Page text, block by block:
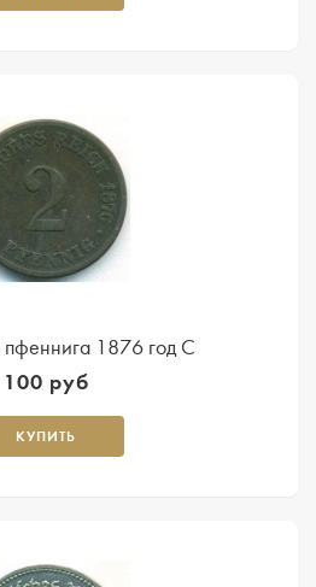
пфеннига 1876 год С
100 руб
КУПИТЬ